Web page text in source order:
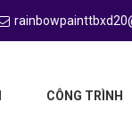
CÔNG TRÌNH